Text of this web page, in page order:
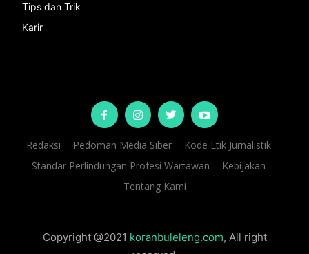
Tips dan Trik
Karir
Redaksi Pedoman Media Siber
Kode Etik Jurnalistik
Standar Perlindungan Profesi Wartawan
Kebijakan
Tentang Kami
Copyright @2021 koranbuleleng.com, All right